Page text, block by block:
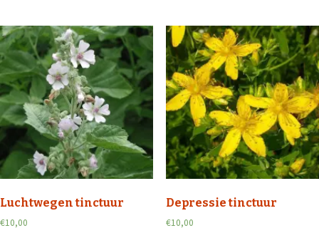
Luchtwegen tinctuur
€10,00
Depressie tinctuur
€10,00